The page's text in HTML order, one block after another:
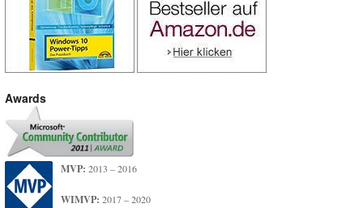
Awards
MVP: 2013 – 2016
WIMVP: 2017 – 2020